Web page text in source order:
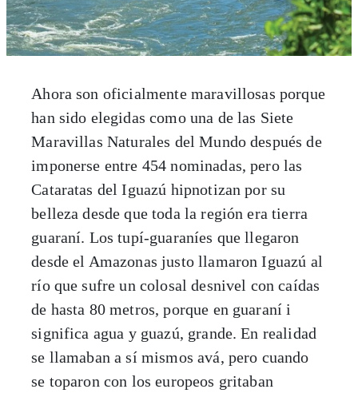
Ahora son oficialmente maravillosas porque
han sido elegidas como una de las Siete
Maravillas Naturales del Mundo después de
imponerse entre 454 nominadas, pero las
Cataratas del Iguazú hipnotizan por su
belleza desde que toda la región era tierra
guaraní. Los tupí-guaraníes que llegaron
desde el Amazonas justo llamaron Iguazú al
río que sufre un colosal desnivel con caídas
de hasta 80 metros, porque en guaraní i
significa agua y guazú, grande. En realidad
se llamaban a sí mismos avá, pero cuando
se toparon con los europeos gritaban